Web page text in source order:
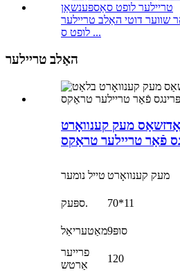
שווער דוטי האַלב טריילער
לופט ס ...
האַלב טריילער
מעק קענוואָרט
פֿאַר טריילער טראַקס
טייל נומער מעק קענוואָרט
ספּעק.
70*11
מאַטעריאַל סופּ9
פרייער
אַרטש
120